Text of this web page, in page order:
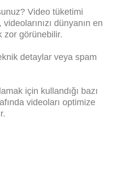
Video tüketimi
dünyanın en
zor görünebilir.
detaylar veya spam
için kullandığı bazı
videoları optimize